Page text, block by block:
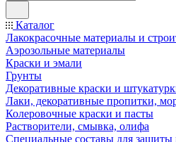
Каталог
Лакокрасочные материалы и
Аэрозольные материалы
Краски и эмали
Грунты
Декоративные краски и
Лаки, декоративные пропитки,
Колеровочные краски и пасты
Растворители, смывка, олифа
Специальные составы для защиты